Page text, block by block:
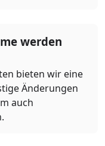
werden
bieten wir eine
Änderungen
auch